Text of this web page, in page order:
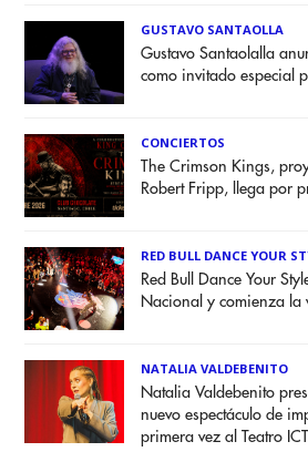
GUSTAVO SANTAOLLA
Gustavo Santaolalla
como invitado especial
CONCIERTOS
The Crimson Kings,
Robert Fripp, llega por
RED BULL DANCE YOUR
Red Bull Dance Your
Nacional y comienza la
NATALIA VALDEBENITO
Natalia Valdebenito
nuevo espectáculo de
primera vez al Teatro